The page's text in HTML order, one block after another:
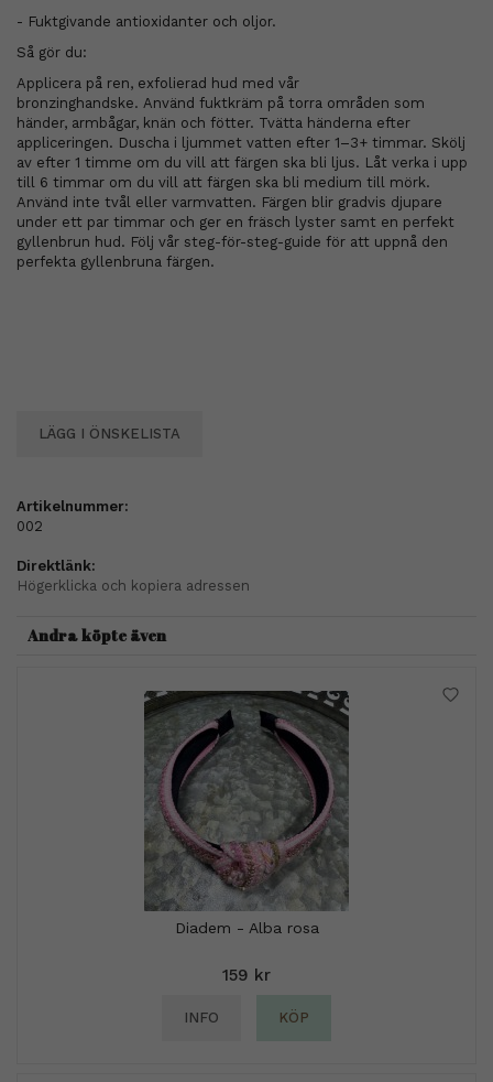
- Fuktgivande antioxidanter och oljor.
Så gör du:
Applicera på ren, exfolierad hud med vår
bronzinghandske. Använd fuktkräm på torra områden som
händer, armbågar, knän och fötter. Tvätta händerna efter
appliceringen. Duscha i ljummet vatten efter 1–3+ timmar. Skölj
av efter 1 timme om du vill att färgen ska bli ljus. Låt verka i upp
till 6 timmar om du vill att färgen ska bli medium till mörk.
Använd inte tvål eller varmvatten. Färgen blir gradvis djupare
under ett par timmar och ger en fräsch lyster samt en perfekt
gyllenbrun hud. Följ vår steg-för-steg-guide för att uppnå den
perfekta gyllenbruna färgen.
LÄGG I ÖNSKELISTA
Artikelnummer:
002
Direktlänk:
Högerklicka och kopiera adressen
Andra köpte även
Diadem - Alba rosa
159 kr
INFO KÖP